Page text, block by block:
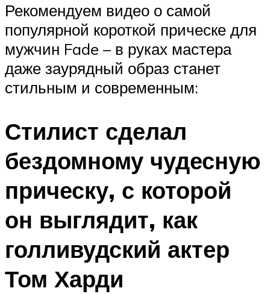
Рекомендуем видео о самой
популярной короткой прическе для
мужчин Fade – в руках мастера
даже заурядный образ станет
стильным и современным:
Стилист сделал
бездомному чудесную
прическу, с которой
он выглядит, как
голливудский актер
Том Харди